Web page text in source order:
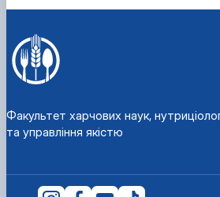
Факультет харчових наук,
та управління якістю